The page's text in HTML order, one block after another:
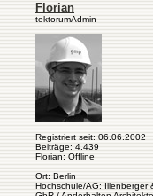
Florian
tektorumAdmin
Registriert seit: 06.06.2002
Beiträge: 4.439
Florian: Offline
Ort: Berlin
Hochschule/AG: Illenberger